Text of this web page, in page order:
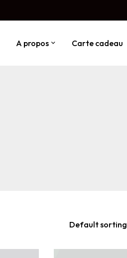
A propos Carte cadeau
Default sorting